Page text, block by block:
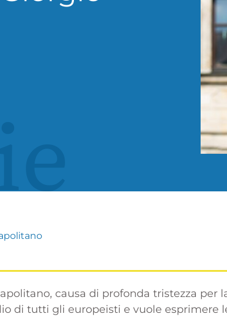
causa di profonda tristezza per
di tutti gli europeisti e vuole esprimere